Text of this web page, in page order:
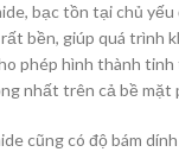
bạc tồn tại chủ
bền, giúp quá trình
phép hình thành
nhất trên cả bề mặt
cũng có độ bám